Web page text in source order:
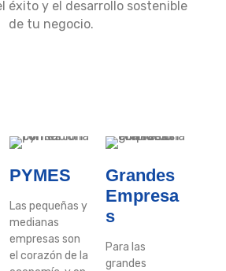
éxito y el desarrollo sostenible
de tu negocio.
PYMES
Las pequeñas y
medianas
empresas son
el corazón de la
Grandes
Empresa
S
Para las
grandes